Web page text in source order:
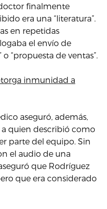
finalmente
era una “literatura”.
en repetidas
el envío de
“propuesta de ventas”.
inmunidad a
aseguró, además,
quien describió como
parte del equipo. Sin
el audio de una
que Rodríguez
que era considerado